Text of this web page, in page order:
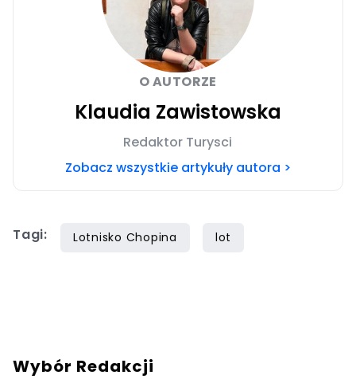
O AUTORZE
Klaudia Zawistowska
Redaktor Turysci
Zobacz wszystkie artykuły autora >
Tagi: Lotnisko Chopina lot
Wybór Redakcji